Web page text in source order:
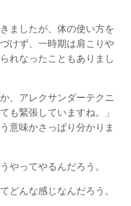
ましたが、体の使い方を
けず、一時期は肩こりや
れなったこともありまし
、アレクサンダーテクニ
も緊張していますね。」
意味かさっぱり分かりま
やってやるんだろう。
どんな感じなんだろう。